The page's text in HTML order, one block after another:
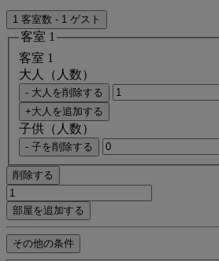
1 客室数 - 1 ゲスト
客室 1
客室 1
大人（人数）
- 大人を削除する
+大人を追加する
子供（人数）
- 子を削除する
削除する
部屋を追加する
その他の条件